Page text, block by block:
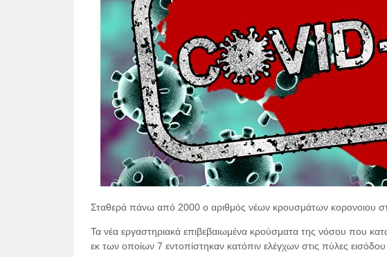
Σταθερά πάνω από 2000 ο αριθμός νέων κρουσμάτων κορονοιου
Τα νέα εργαστηριακά επιβεβαιωμένα κρούσματα της νόσου που
εκ των οποίων 7 εντοπίστηκαν κατόπιν ελέγχων στις πύλες